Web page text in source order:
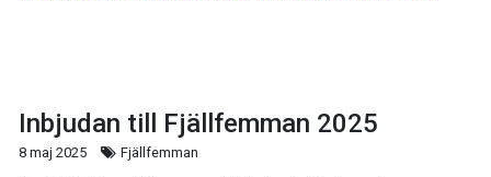
Inbjudan till Fjällfemman 2025
8 maj 2025 Fjällfemman